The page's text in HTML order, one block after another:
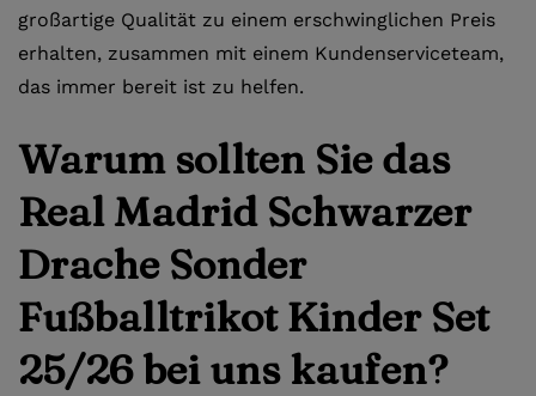
großartige Qualität zu einem erschwinglichen Preis
erhalten, zusammen mit einem Kundenserviceteam,
das immer bereit ist zu helfen.
Warum sollten Sie das
Real Madrid Schwarzer
Drache Sonder
Fußballtrikot Kinder Set
25/26 bei uns kaufen?